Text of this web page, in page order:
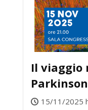
Il viaggio
Parkinson
15/11/2025